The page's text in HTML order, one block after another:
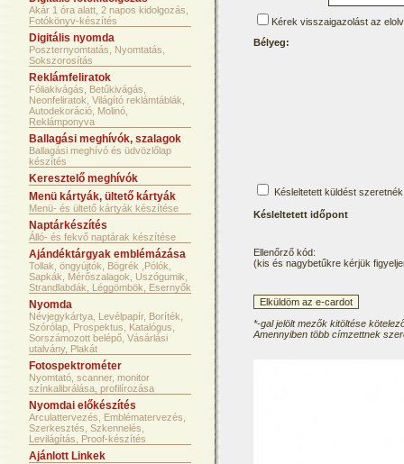
Akár 1 óra alatt, 2 napos kidolgozás,
Fotókönyv-készítés
Digitális nyomda
Poszternyomtatás, Nyomtatás,
Sokszorosítás
Reklámfeliratok
Fóliakivágás, Betűkivágás,
Neonfeliratok, Világító reklámtáblák,
Autodekoráció, Molinó,
Reklámponyva
Ballagási meghívók, szalagok
Ballagási meghívó és üdvözlőlap
készítés
Keresztelő meghívók
Menü kártyák, ültető kártyák
Menü- és ültető kártyák készítése
Naptárkészítés
Álló- és fekvő naptárak készítése
Ajándéktárgyak emblémázása
Tollak, öngyújtók, Bögrék ,Pólók,
Sapkák, Mérőszalagok, Uszógumik,
Strandlabdák, Léggömbök, Esernyők
Nyomda
Névjegykártya, Levélpapír, Boríték,
Szórólap, Prospektus, Katalógus,
Sorszámozott belépő, Vásárlási
utalvány, Plakát
Fotospektrométer
Nyomtató, scanner, monitor
színkalibrálása, profilírozása
Nyomdai előkészítés
Arculattervezés, Emblématervezés,
Szerkesztés, Szkennelés,
Levilágítás, Proof-készítés
Ajánlott Linkek
Kérek visszaigazolást az
Bélyeg:
Késleltetett küldést szeretnék
Késleltetett időpont
Ellenőrző kód:
(kis és nagybetűkre kérjük
*-gal jelölt mezők kitöltése
Amennyiben több címzettnek